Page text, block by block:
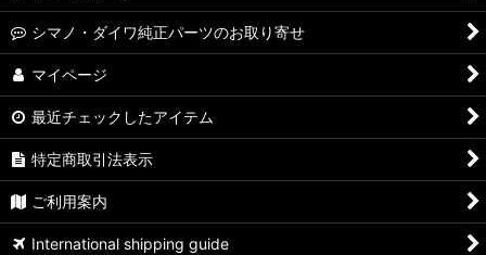
シマノ・ダイワ純正パーツのお取り寄せ
マイページ
最近チェックしたアイテム
特定商取引法表示
ご利用案内
International shipping guide